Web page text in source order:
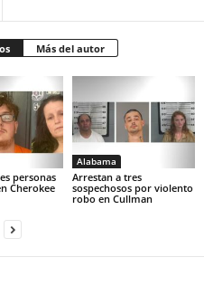
Más del autor
personas
Cherokee
Alabama
Arrestan a tres
sospechosos por violento
robo en Cullman